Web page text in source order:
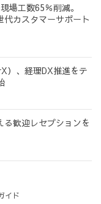
場工数65％削減。
代カスタマーサポート
）、経理DX推進をテ
る歓迎レセプションを
イド